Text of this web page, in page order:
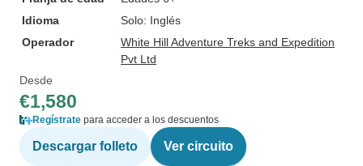
Idioma
Solo: Inglés
Operador
White Hill Adventure Treks and Expedition
Pvt Ltd
Desde
€1,580
Regístrate para acceder a los descuentos
Descargar folleto Ver circuito